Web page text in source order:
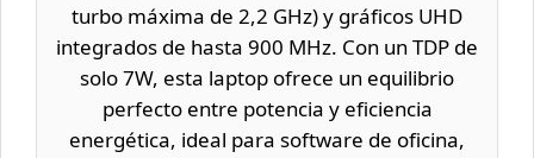
turbo máxima de 2,2 GHz) y gráficos UHD
integrados de hasta 900 MHz. Con un TDP de
solo 7W, esta laptop ofrece un equilibrio
perfecto entre potencia y eficiencia
energética, ideal para software de oficina,